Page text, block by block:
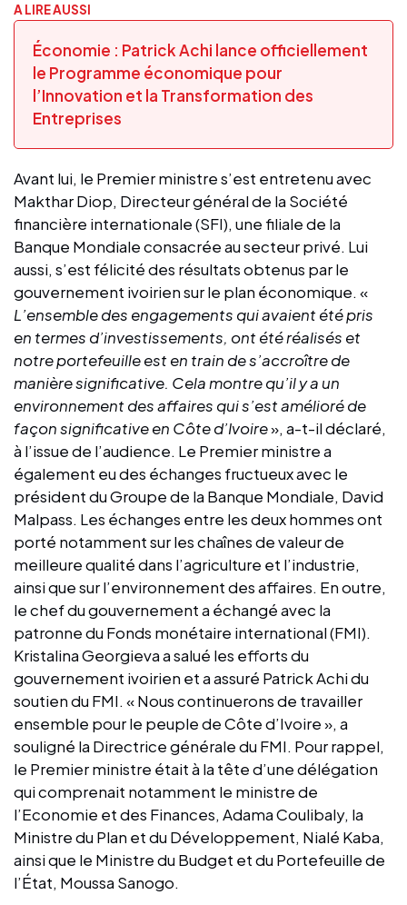
A LIRE AUSSI
Économie : Patrick Achi lance officiellement
le Programme économique pour
l’Innovation et la Transformation des
Entreprises
Avant lui, le Premier ministre s’est entretenu avec
Makthar Diop, Directeur général de la Société
financière internationale (SFI), une filiale de la
Banque Mondiale consacrée au secteur privé. Lui
aussi, s’est félicité des résultats obtenus par le
gouvernement ivoirien sur le plan économique. «
L’ensemble des engagements qui avaient été pris
en termes d’investissements, ont été réalisés et
notre portefeuille est en train de s’accroître de
manière significative. Cela montre qu’il y a un
environnement des affaires qui s’est amélioré de
façon significative en Côte d’Ivoire», a-t-il déclaré,
à l’issue de l’audience. Le Premier ministre a
également eu des échanges fructueux avec le
président du Groupe de la Banque Mondiale, David
Malpass. Les échanges entre les deux hommes ont
porté notamment sur les chaînes de valeur de
meilleure qualité dans l’agriculture et l’industrie,
ainsi que sur l’environnement des affaires. En outre,
le chef du gouvernement a échangé avec la
patronne du Fonds monétaire international (FMI).
Kristalina Georgieva a salué les efforts du
gouvernement ivoirien et a assuré Patrick Achi du
soutien du FMI. « Nous continuerons de travailler
ensemble pour le peuple de Côte d’Ivoire », a
souligné la Directrice générale du FMI. Pour rappel,
le Premier ministre était à la tête d’une délégation
qui comprenait notamment le ministre de
l’Economie et des Finances, Adama Coulibaly, la
Ministre du Plan et du Développement, Nialé Kaba,
ainsi que le Ministre du Budget et du Portefeuille de
l’État, Moussa Sanogo.